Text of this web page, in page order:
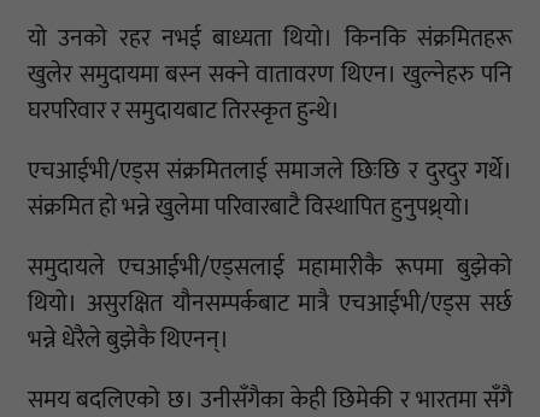
यो उनको रहर नभई बाध्यता थियो। किनकि संक्रमितहरू
खुलेर समुदायमा बस्न सक्ने वातावरण थिएन। खुल्नेहरु पनि
घरपरिवार र समुदायबाट तिरस्कृत हुन्थे।
एचआईभी/एड्स संक्रमितलाई समाजले छिःछि र दुरदुर गर्थे।
संक्रमित हो भन्ने खुलेमा परिवारबाटै विस्थापित हुनुपथ्र्याे।
समुदायले एचआईभी/एड्सलाई महामारीकै रूपमा बुझेको
थियो। असुरक्षित यौनसम्पर्कबाट मात्रै एचआईभी/एड्स सर्छ
भन्ने धेरैले बुझेकै थिएनन्।
समय बदलिएको छ। उनीसँगैका केही छिमेकी र भारतमा सँगै